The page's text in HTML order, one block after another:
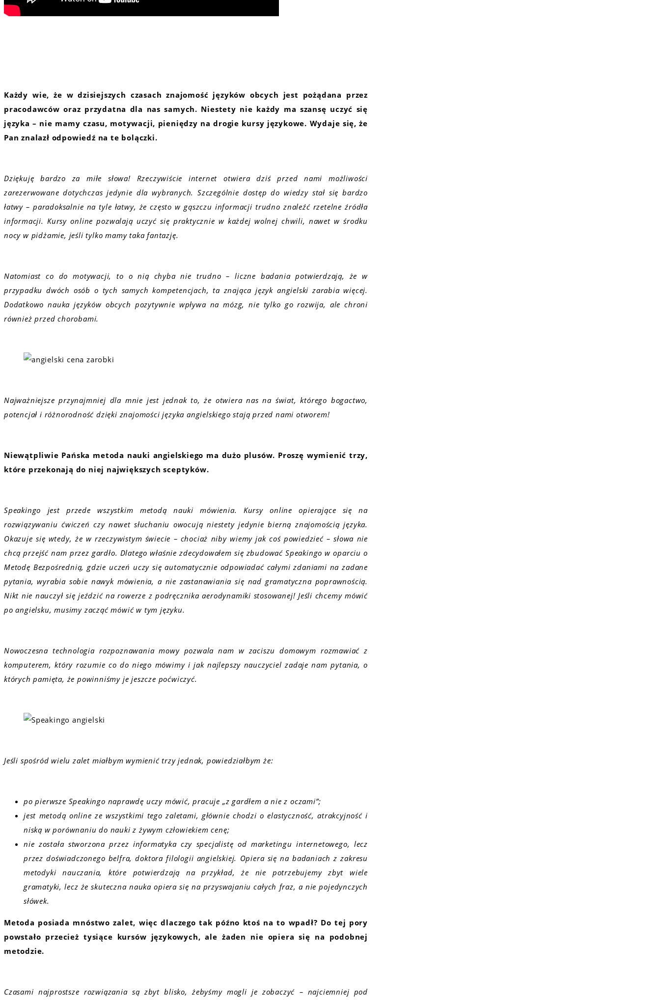
Każdy wie, że w dzisiejszych czasach znajomość języków obcych jest pożądana przez
pracodawców oraz przydatna dla nas samych. Niestety nie każdy ma szansę uczyć się
języka – nie mamy czasu, motywacji, pieniędzy na drogie kursy językowe. Wydaje się, że
Pan znalazł odpowiedź na te bolączki.
Dziękuję bardzo za miłe słowa! Rzeczywiście internet otwiera dziś przed nami możliwości
zarezerwowane dotychczas jedynie dla wybranych. Szczególnie dostęp do wiedzy stał się bardzo
łatwy – paradoksalnie na tyle łatwy, że często w gąszczu informacji trudno znaleźć rzetelne źródła
informacji. Kursy online pozwalają uczyć się praktycznie w każdej wolnej chwili, nawet w środku
nocy w pidżamie, jeśli tylko mamy taka fantazję.
Natomiast co do motywacji, to o nią chyba nie trudno – liczne badania potwierdzają, że w
przypadku dwóch osób o tych samych kompetencjach, ta znająca język angielski zarabia więcej.
Dodatkowo nauka języków obcych pozytywnie wpływa na mózg, nie tylko go rozwija, ale chroni
również przed chorobami.
Najważniejsze przynajmniej dla mnie jest jednak to, że otwiera nas na świat, którego bogactwo,
potencjał i różnorodność dzięki znajomości języka angielskiego stają przed nami otworem!
Niewątpliwie Pańska metoda nauki angielskiego ma dużo plusów. Proszę wymienić trzy,
które przekonają do niej największych sceptyków.
Speakingo jest przede wszystkim metodą nauki mówienia. Kursy online opierające się na
rozwiązywaniu ćwiczeń czy nawet słuchaniu owocują niestety jedynie bierną znajomością języka.
Okazuje się wtedy, że w rzeczywistym świecie – chociaż niby wiemy jak coś powiedzieć – słowa nie
chcą przejść nam przez gardło. Dlatego właśnie zdecydowałem się zbudować Speakingo w oparciu o
Metodę Bezpośrednią, gdzie uczeń uczy się automatycznie odpowiadać całymi zdaniami na zadane
pytania, wyrabia sobie nawyk mówienia, a nie zastanawiania się nad gramatyczna poprawnością.
Nikt nie nauczył się jeździć na rowerze z podręcznika aerodynamiki stosowanej! Jeśli chcemy mówić
po angielsku, musimy zacząć mówić w tym języku.
Nowoczesna technologia rozpoznawania mowy pozwala nam w zaciszu domowym rozmawiać z
komputerem, który rozumie co do niego mówimy i jak najlepszy nauczyciel zadaje nam pytania, o
których pamięta, że powinniśmy je jeszcze poćwiczyć.
Jeśli spośród wielu zalet miałbym wymienić trzy jednak, powiedziałbym że:
po pierwsze Speakingo naprawdę uczy mówić, pracuje „z gardłem a nie z oczami”;
jest metodą online ze wszystkimi tego zaletami, głównie chodzi o elastyczność, atrakcyjność i
niską w porównaniu do nauki z żywym człowiekiem cenę;
nie została stworzona przez informatyka czy specjalistę od marketingu internetowego, lecz
przez doświadczonego belfra, doktora filologii angielskiej. Opiera się na badaniach z zakresu
metodyki nauczania, które potwierdzają na przykład, że nie potrzebujemy zbyt wiele
gramatyki, lecz że skuteczna nauka opiera się na przyswajaniu całych fraz, a nie pojedynczych
słówek.
Metoda posiada mnóstwo zalet, więc dlaczego tak późno ktoś na to wpadł? Do tej pory
powstało przecież tysiące kursów językowych, ale żaden nie opiera się na podobnej
metodzie.
Czasami najprostsze rozwiązania są zbyt blisko, żebyśmy mogli je zobaczyć – najciemniej pod